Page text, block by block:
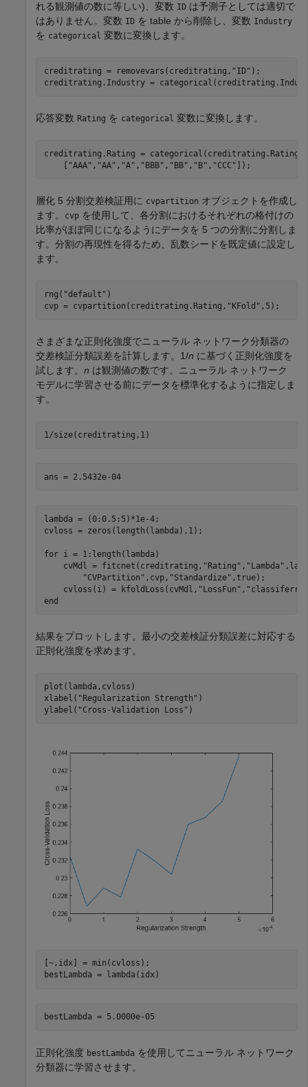
れる観測値の数に等しい)、変数 ID は予測子としては適切で
はありません。変数 ID を table から削除し、変数 Industry
を categorical 変数に変換します。
creditrating = removevars(creditrating, "ID" );
creditrating.Industry =
応答変数 Rating を categorical 変数に変換します。
creditrating.Rating = categorical(creditrating.Rating,
    [
"AAA" , "AA" , "A" , "BBB" , "BB" , "B" , "CCC" ]);
層化 5 分割交差検証用に cvpartition オブジェクトを作成し
ます。
cvp を使用して、各分割におけるそれぞれの格付けの
比率がほぼ同じになるようにデータを 5 つの分割に分割しま
す。分割の再現性を得るため、乱数シードを既定値に設定し
ます。
rng( "default" )
cvp = cvpartition(creditrating.Rating, "KFold" ,5);
さまざまな正則化強度でニューラル ネットワーク分類器の
交差検証分類誤差を計算します。1/n に基づく正則化強度を
試します。 n は観測値の数です。ニューラル ネットワーク
モデルに学習させる前にデータを標準化するように指定しま
す。
1/size(creditrating,1)
ans = 2.5432e-04
lambda = (0:0.5:5)*1e-4;
cvloss = zeros(length(lambda),1);
for i = 1:length(lambda)
    cvMdl = fitcnet(creditrating,
"Rating" , "Lambda"
"CVPartition" ,cvp, "Standardize" ,true);
    cvloss(i) = kfoldLoss(cvMdl,
"LossFun" ,
end
結果をプロットします。最小の交差検証分類誤差に対応する
正則化強度を求めます。
plot(lambda,cvloss)
xlabel( "Regularization Strength" )
ylabel( "Cross-Validation Loss" )
[~,idx] = min(cvloss);
bestLambda = lambda(idx)
正則化強度 bestLambda を使用してニューラル ネットワーク
分類器に学習させます。